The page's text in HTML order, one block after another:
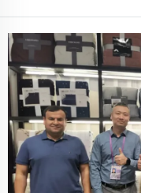
мен маңыздылығы...